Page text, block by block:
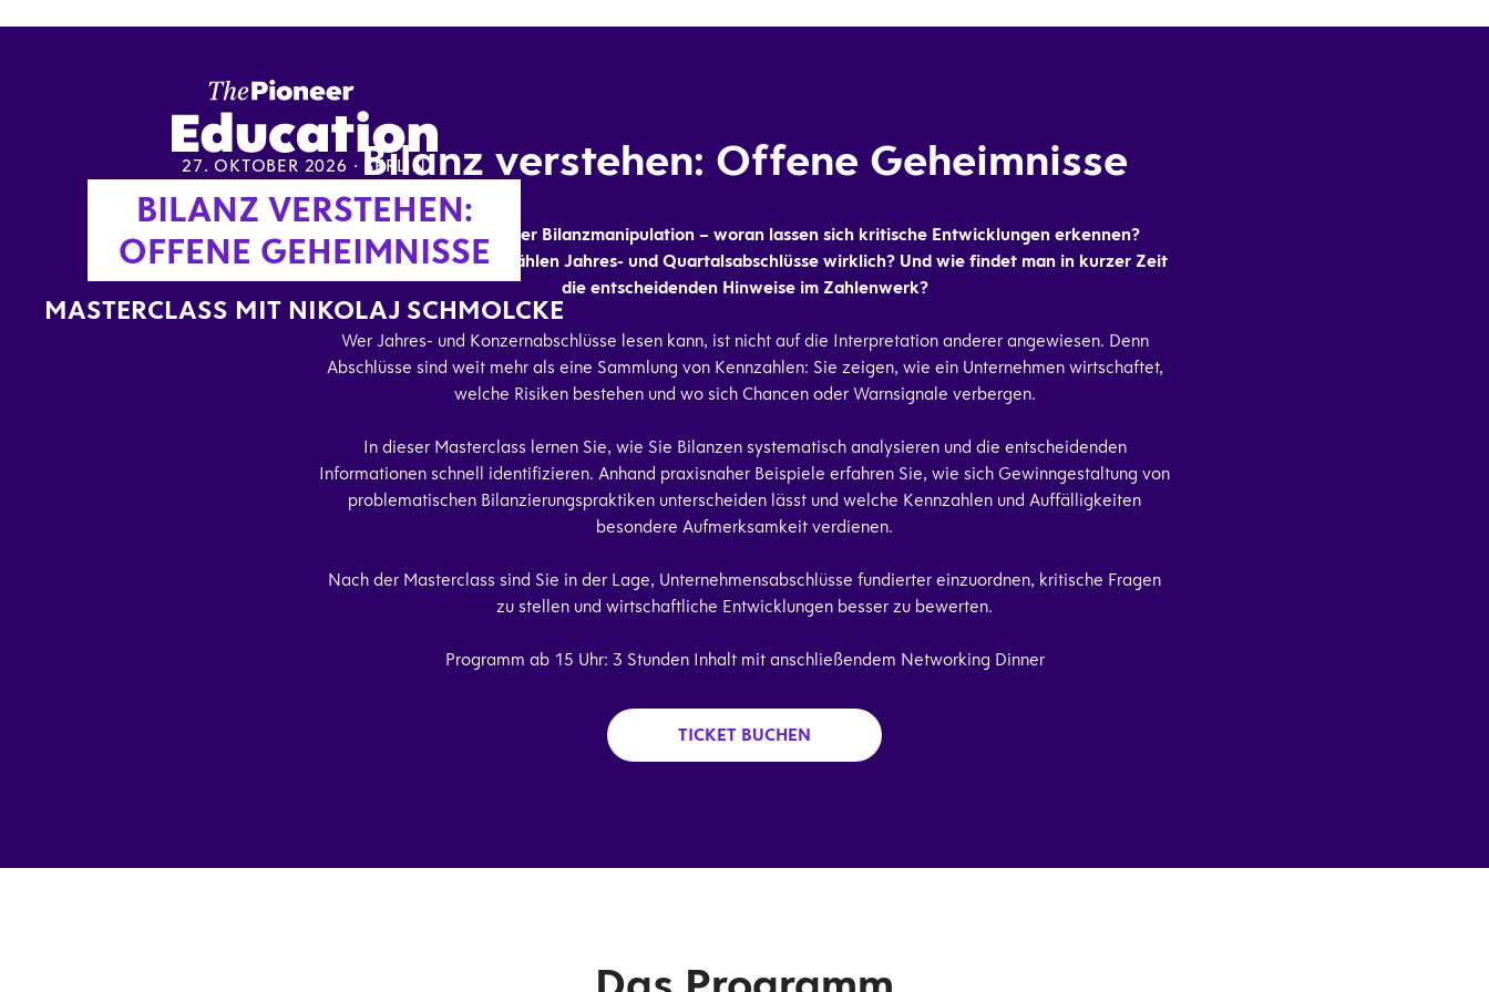
27. OKTOBER 2026 · BERLIN
BILANZ VERSTEHEN:
OFFENE GEHEIMNISSE
MASTERCLASS MIT NIKOLAJ SCHMOLCKE
Bilanz verstehen: Offene Geheimnisse
Gewinngestaltung oder Bilanzmanipulation – woran lassen sich kritische Entwicklungen erkennen?
Welche Geschichten erzählen Jahres- und Quartalsabschlüsse wirklich? Und wie findet man in kurzer Zeit
die entscheidenden Hinweise im Zahlenwerk?
Wer Jahres- und Konzernabschlüsse lesen kann, ist nicht auf die Interpretation anderer angewiesen. Denn
Abschlüsse sind weit mehr als eine Sammlung von Kennzahlen: Sie zeigen, wie ein Unternehmen wirtschaftet,
welche Risiken bestehen und wo sich Chancen oder Warnsignale verbergen.
In dieser Masterclass lernen Sie, wie Sie Bilanzen systematisch analysieren und die entscheidenden
Informationen schnell identifizieren. Anhand praxisnaher Beispiele erfahren Sie, wie sich Gewinngestaltung von
problematischen Bilanzierungspraktiken unterscheiden lässt und welche Kennzahlen und Auffälligkeiten
besondere Aufmerksamkeit verdienen.
Nach der Masterclass sind Sie in der Lage, Unternehmensabschlüsse fundierter einzuordnen, kritische Fragen
zu stellen und wirtschaftliche Entwicklungen besser zu bewerten.
Programm ab 15 Uhr: 3 Stunden Inhalt mit anschließendem Networking Dinner
TICKET BUCHEN